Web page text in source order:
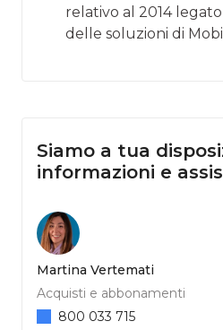
relativo al 2014
delle soluzioni di
Siamo a tua
informazioni e
Martina Vertemati
Acquisti e abbonamenti
800 033 715